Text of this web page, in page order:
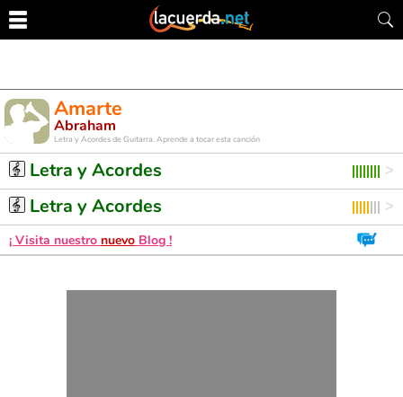
Amarte
Abraham
Letra y Acordes de Guitarra. Aprende a tocar esta canción
Letra y Acordes
Letra y Acordes
¡ Visita nuestro nuevo Blog !